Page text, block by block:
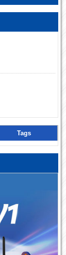
Tags